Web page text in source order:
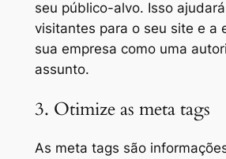
seu público-alvo. Isso
visitantes para o seu site e a
sua empresa como uma
assunto.
3. Otimize as meta tags
As meta tags são